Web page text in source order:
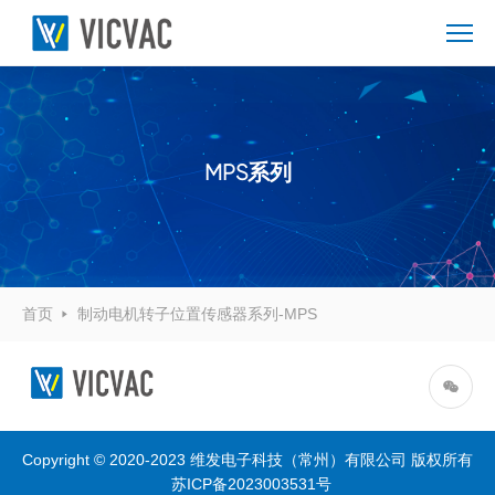
MPS系列
首页 制动电机转子位置传感器系列-MPS
Copyright © 2020-2023 维发电子科技（常州）有限公司 版权所有
苏ICP备2023003531号